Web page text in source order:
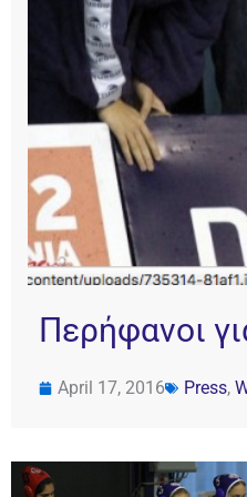
Περήφανοι
April 17, 2016 Press,